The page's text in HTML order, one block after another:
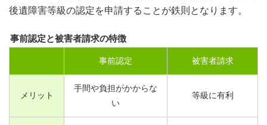
後遺障害等級の認定を申請することが鉄則となります。
事前認定と被害者請求の特徴
事前認定 被害者請求
メリット
手間や負担がかからな
い
等級に有利